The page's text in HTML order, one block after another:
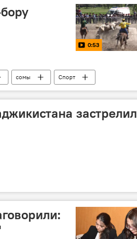
0:53
сомы Спорт
застрелил
Таджикистан